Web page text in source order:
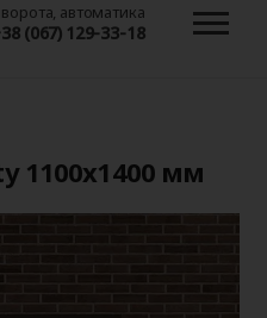
автоматика
(067) 129-33-18
1100x1400 мм